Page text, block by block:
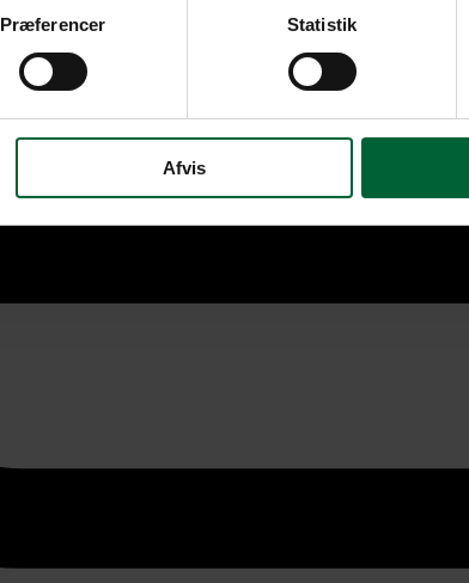
Præferencer Statistik
Afvis